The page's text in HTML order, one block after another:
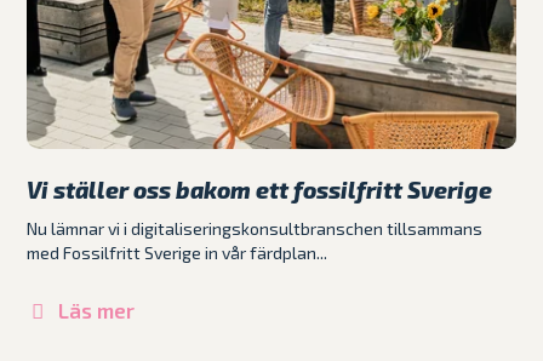
Vi ställer oss bakom ett fossilfritt Sverige
Nu lämnar vi i digitaliseringskonsultbranschen tillsammans
med Fossilfritt Sverige in vår färdplan...
Läs mer